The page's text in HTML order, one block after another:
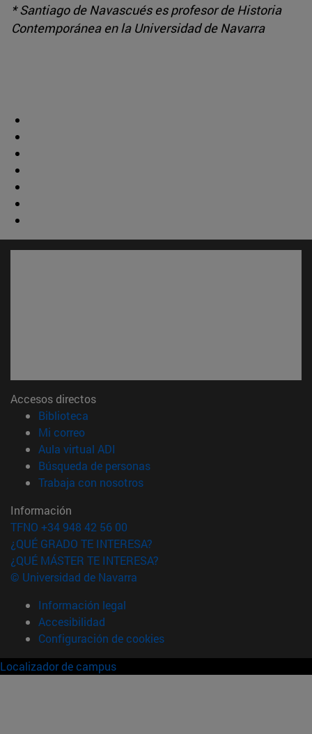
* Santiago de Navascués es profesor de Historia
Contemporánea en la Universidad de Navarra
Accesos directos
Biblioteca
Mi correo(abre en nueva ventana)
Aula virtual ADI
Búsqueda de personas(abre en nueva ventana)
Trabaja con nosotros(abre en nueva ventana)
Información
TFNO +34 948 42 56 00
¿QUÉ GRADO TE INTERESA?
¿QUÉ MÁSTER TE INTERESA?
© Universidad de Navarra
Información legal
Accesibilidad
Configuración de cookies
Localizador de campus